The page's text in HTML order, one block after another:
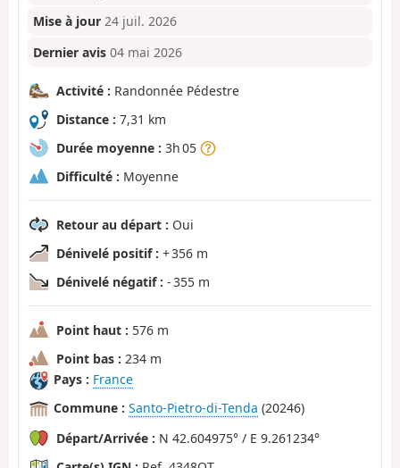
Mise à jour 24 juil. 2026
Dernier avis 04 mai 2026
Activité : Randonnée Pédestre
Distance : 7,31 km
Durée moyenne : 3h 05
Difficulté : Moyenne
Retour au départ : Oui
Dénivelé positif : + 356 m
Dénivelé négatif : - 355 m
Point haut : 576 m
Point bas : 234 m
Pays : France
Commune : Santo-Pietro-di-Tenda (20246)
Départ/Arrivée : N 42.604975° / E 9.261234°